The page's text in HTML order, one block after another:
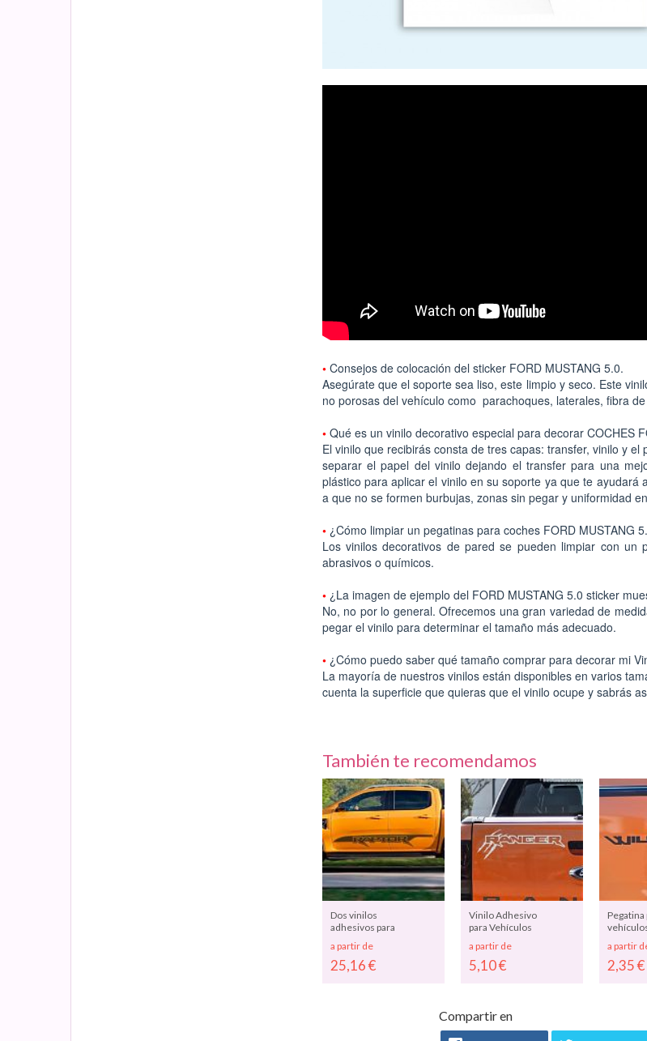
• Consejos de colocación del sticker FORD MUSTANG 5.0.
Asegúrate que el soporte sea liso, este limpio y seco. Este
no porosas del vehículo como parachoques, laterales, fibra
• Qué es un vinilo decorativo especial para decorar COCHES
El vinilo que recibirás consta de tres capas: transfer, vinilo y
separar el papel del vinilo dejando el transfer para una
plástico para aplicar el vinilo en su soporte ya que te
a que no se formen burbujas, zonas sin pegar y uniformidad
• ¿Cómo limpiar un pegatinas para coches FORD MUSTANG
Los vinilos decorativos de pared se pueden limpiar con
abrasivos o químicos.
• ¿La imagen de ejemplo del FORD MUSTANG 5.0 sticker
No, no por lo general. Ofrecemos una gran variedad de
pegar el vinilo para determinar el tamaño más adecuado.
• ¿Cómo puedo saber qué tamaño comprar para decorar mi
La mayoría de nuestros vinilos están disponibles en varios
cuenta la superficie que quieras que el vinilo ocupe y sabrás
También te recomendamos
Dos vinilos
adhesivos para
vehículos
FORD RANGER
RAPTOR 09184
a partir de
25,16€
Vinilo Adhesivo
para Vehículos
El Logotipo de
las Garras
Velociraptor
a partir de
5,10€
Pegatina
Raptor
vinilos
a partir
2,35€
Compartir en